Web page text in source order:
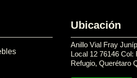
Ubicación
Anillo Vial Fray
Local 12 76146 Col:
Refugio, Querétaro